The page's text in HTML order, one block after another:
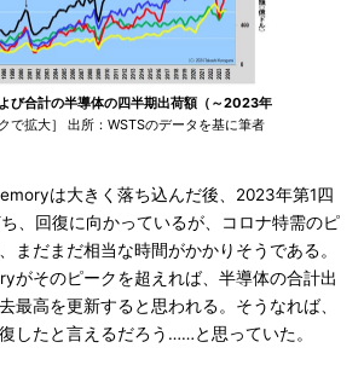
び合計の半導体の四半期出荷額（～2023年
クで拡大］ 出所：WSTSのデータを基に筆者
は大きく落ち込んだ後、2023年第1四
、回復に向かっているが、コロナ特需のピ
まだまだ相当な時間がかかりそうである。
がそのピークを超えれば、半導体の合計出
最高を更新すると思われる。そうなれば、
したと言えるだろう……と思っていた。